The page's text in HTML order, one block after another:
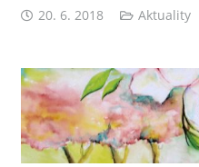
20. 6. 2018 Aktuality